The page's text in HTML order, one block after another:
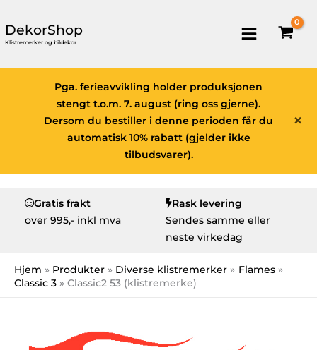
DekorShop
Klistremerker og bildekor
×
Pga. ferieavvikling holder produksjonen
stengt t.o.m. 7. august (ring oss gjerne).
Dersom du bestiller i denne perioden får du
automatisk 10% rabatt (gjelder ikke
tilbudsvarer).
Gratis frakt
over 995,- inkl mva
Rask levering
Sendes samme eller
neste virkedag
Hjem Produkter Diverse klistremerker
Flames
Classic 3
Classic2 53 (klistremerke)